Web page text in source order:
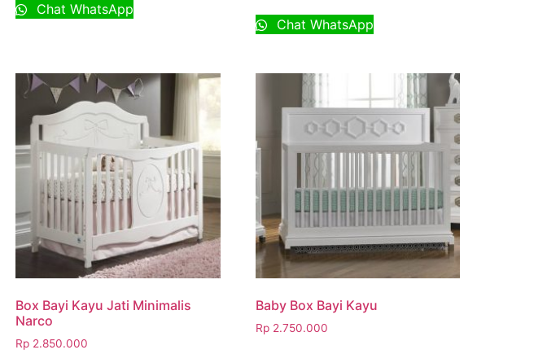
Chat WhatsApp
Chat WhatsApp
Box Bayi Kayu Jati Minimalis
Narco
Rp 2.850.000
Baby Box Bayi Kayu
Rp 2.750.000